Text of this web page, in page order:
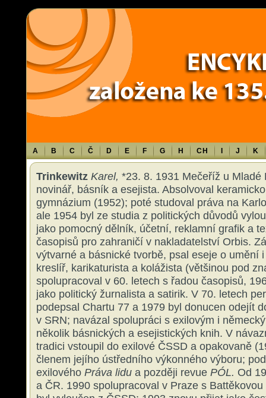
Warning: Use of undefined constant TXT - assumed 'TXT' (this will throw
content/themes/sablona/functions.php
A B C Č D E F G H CH J K
Trinkewitz Karel, *23. 8. 1931 Mečeříž u Mladé
novinář, básník a esejista. Absolvoval
gymnázium (1952); poté studoval práva na
ale 1954 byl ze studia z politických důvodů
jako pomocný dělník, účetní, reklamní grafik a
časopisů pro zahraničí v nakladatelství Orbis.
výtvarné a básnické tvorbě, psal eseje o umění
kreslíř, karikaturista a kolážista (většinou pod
spolupracoval v 60. letech s řadou časopisů,
jako politický žurnalista a satirik. V 70. letech
podepsal Chartu 77 a 1979 byl donucen odejít
v SRN; navázal spolupráci s exilovým i
několik básnických a esejistických knih. V
tradici vstoupil do exilové ČSSD a opakovaně
členem jejího ústředního výkonného výboru;
exilového Práva lidu a později revue PÓL. Od
a ČR. 1990 spolupracoval v Praze s